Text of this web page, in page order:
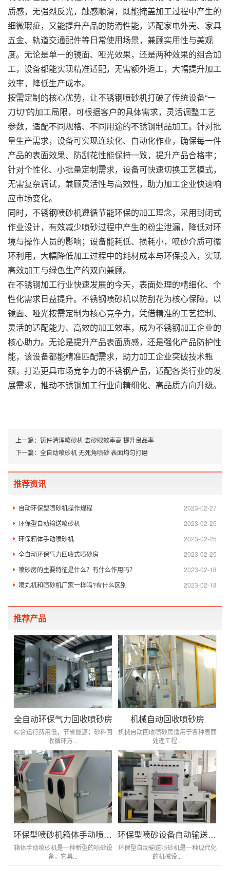
质感，无强烈反光，触感顺滑，既能掩盖加工过程中产生的
细微瑕疵，又能提升产品的防滑性能，适配家电外壳、家具
五金、轨道交通配件等日常使用场景，兼顾实用性与美观
度。无论是单一的镜面、哑光效果，还是两种效果的组合加
工，设备都能实现精准适配，无需额外返工，大幅提升加工
效率，降低生产成本。
按需定制的核心优势，让不锈钢喷砂机打破了传统设备“一
刀切”的加工局限，可根据客户的具体需求，灵活调整工艺
参数，适配不同规格、不同用途的不锈钢制品加工。针对批
量生产需求，设备可实现连续化、自动化作业，确保每一件
产品的表面效果、防刮花性能保持一致，提升产品合格率；
针对个性化、小批量定制需求，设备可快速切换工艺模式，
无需复杂调试，兼顾灵活性与高效性，助力加工企业快速响
应市场变化。
同时，不锈钢喷砂机遵循节能环保的加工理念，采用封闭式
作业设计，有效减少喷砂过程中产生的粉尘泄漏，降低对环
境与操作人员的影响；设备能耗低、损耗小，喷砂介质可循
环利用，大幅降低加工过程中的耗材成本与环保投入，实现
高效加工与绿色生产的双向兼顾。
在不锈钢加工行业快速发展的今天，表面处理的精细化、个
性化需求日益提升。不锈钢喷砂机以防刮花为核心保障，以
镜面、哑光按需定制为核心竞争力，凭借精准的工艺控制、
灵活的适配能力、高效的加工效率，成为不锈钢加工企业的
核心助力。无论是提升产品表面质感，还是强化产品防护性
能，该设备都能精准匹配需求，助力加工企业突破技术瓶
颈，打造更具市场竞争力的不锈钢产品，适配各类行业的发
展需求，推动不锈钢加工行业向精细化、高品质方向升级。
上一篇： 铸件清理喷砂机 去砂眼效率高 提升良品率
下一篇： 全自动喷砂机 无死角喷砂 表面均匀打磨
推荐资讯
2023-02-27
自动环保型喷砂机操作规程
2023-02-25
环保型自动输送喷砂机
2023-02-25
环保箱体手动喷砂机
2023-02-25
全自动环保气力回收式喷砂房
2023-02-18
喷砂房的主要特征是什么？有什么作用吗？
2023-02-18
喷丸机和喷砂机厂家一样吗?有什么区别
推荐产品
全自动环保气力回收喷砂房
综合运行费用低，节省能源；砂料回
收循环方...
机械自动回收喷砂房
机械自动回收喷砂房适用于各种表面
处理工程...
环保型喷砂机箱体手动喷砂机
箱体手动喷砂机是一种新型的喷砂设
备，它具...
环保型喷砂设备自动输送喷砂机
环保型自动输送喷砂机是一种现代化
的机械设...